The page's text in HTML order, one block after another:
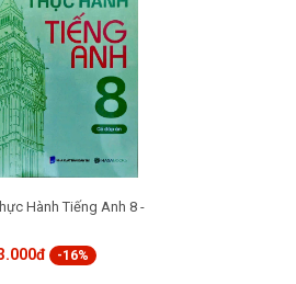
Hành Tiếng Anh 8 -
-16%